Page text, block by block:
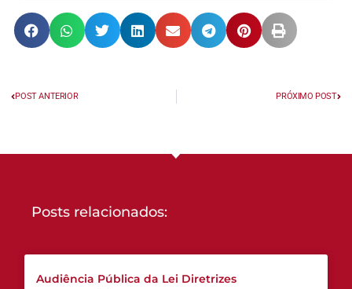
POST ANTERIOR PRÓXIMO POST
Posts relacionados:
Audiência Pública da Lei Diretrizes